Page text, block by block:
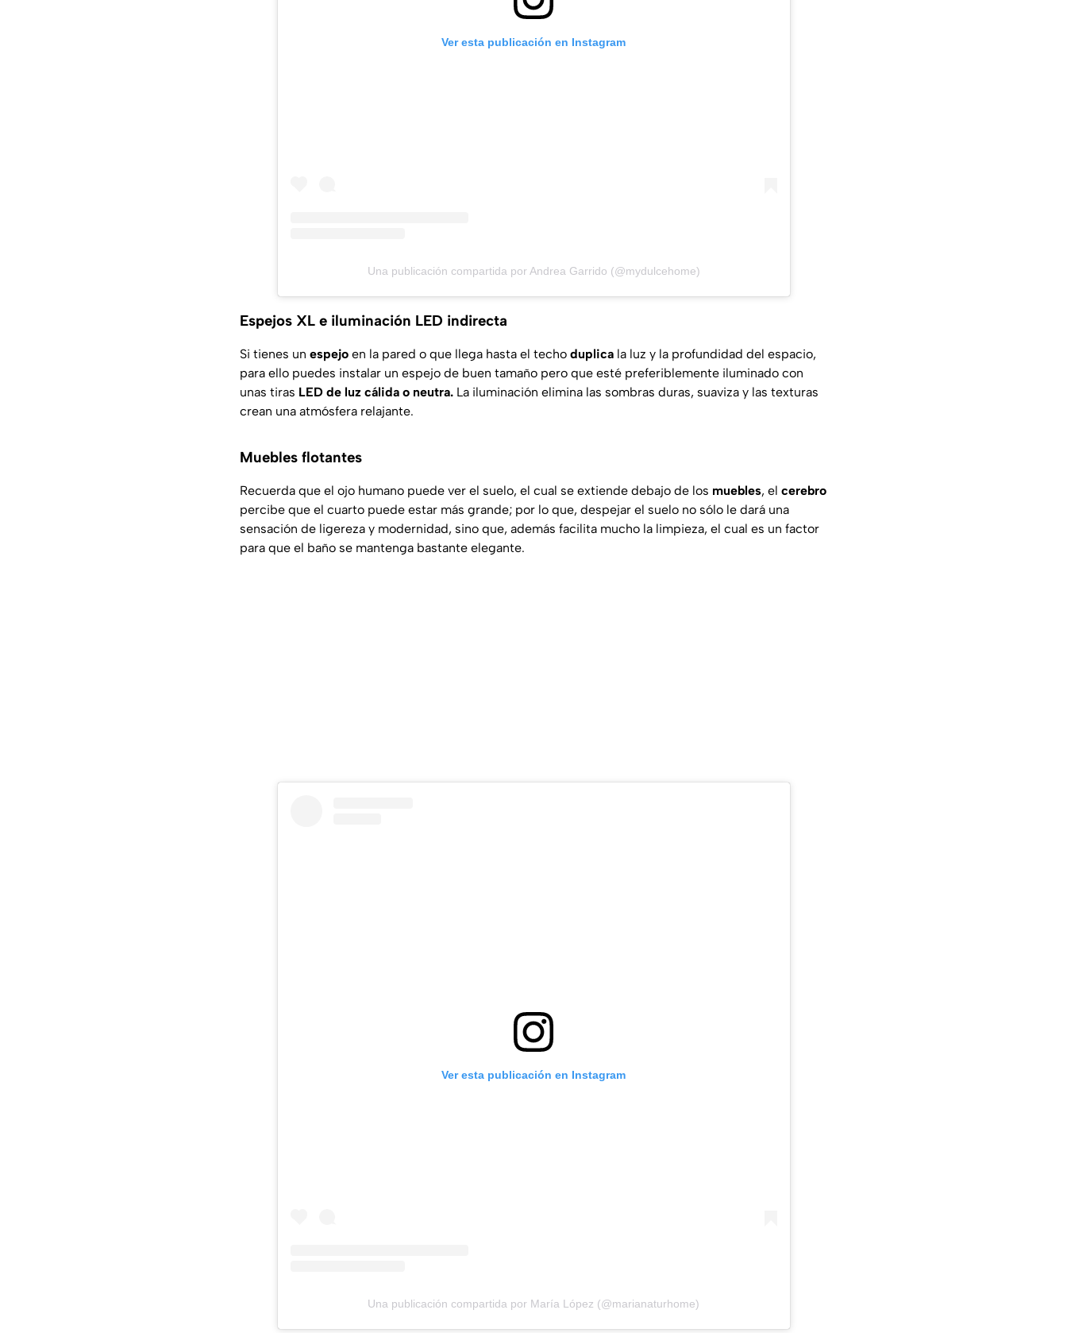
Ver esta publicación en Instagram
Una publicación compartida por Andrea Garrido (@mydulcehome)
Espejos XL e iluminación LED indirecta
Si tienes un espejo en la pared o que llega hasta el techo duplica la luz y la profundidad del espacio,
para ello puedes instalar un espejo de buen tamaño pero que esté preferiblemente iluminado con
unas tiras LED de luz cálida o neutra. La iluminación elimina las sombras duras, suaviza y las texturas
crean una atmósfera relajante.
Muebles flotantes
Recuerda que el ojo humano puede ver el suelo, el cual se extiende debajo de los muebles, el cerebro
percibe que el cuarto puede estar más grande; por lo que, despejar el suelo no sólo le dará una
sensación de ligereza y modernidad, sino que, además facilita mucho la limpieza, el cual es un factor
para que el baño se mantenga bastante elegante.
Ver esta publicación en Instagram
Una publicación compartida por María López (@marianaturhome)